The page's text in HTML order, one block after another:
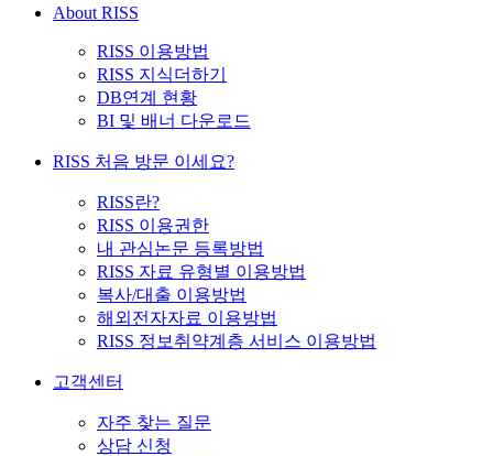
About RISS
RISS 이용방법
RISS 지식더하기
DB연계 현황
BI 및 배너 다운로드
RISS 처음 방문 이세요?
RISS란?
RISS 이용권한
내 관심논문 등록방법
RISS 자료 유형별 이용방법
복사/대출 이용방법
해외전자자료 이용방법
RISS 정보취약계층 서비스 이용방법
고객센터
자주 찾는 질문
상담 신청